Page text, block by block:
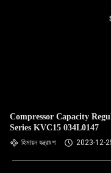
Compressor Capacity
Series KVC15 034L0147
হিমায়ন যন্ত্রাংশ 2023-12-